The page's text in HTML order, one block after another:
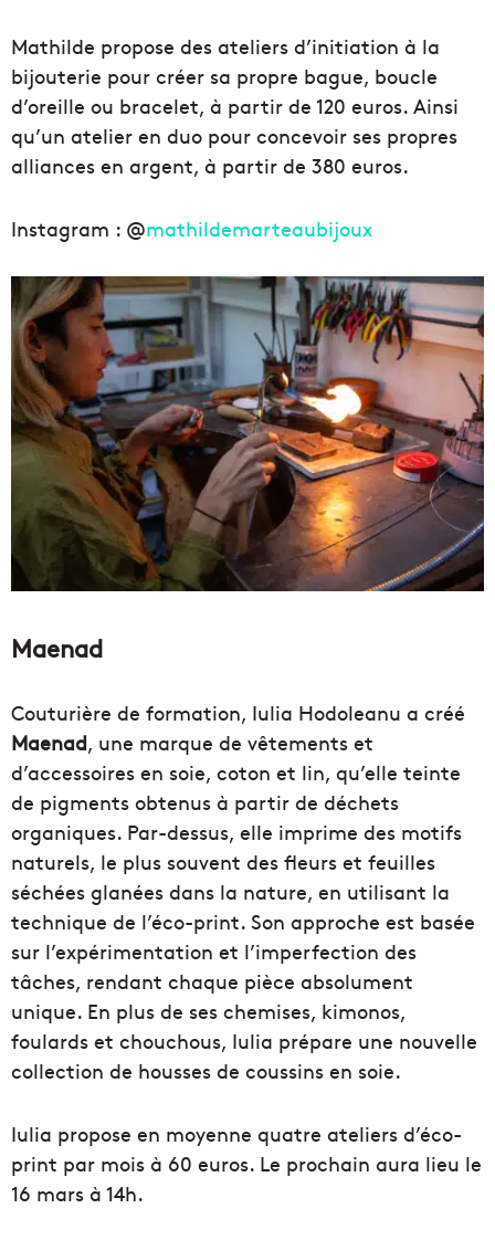
Mathilde propose des ateliers d’initiation à la
bijouterie pour créer sa propre bague, boucle
d’oreille ou bracelet, à partir de 120 euros. Ainsi
qu’un atelier en duo pour concevoir ses propres
alliances en argent, à partir de 380 euros.
Instagram : @mathildemarteaubijoux
Maenad
Couturière de formation, Iulia Hodoleanu a créé
Maenad, une marque de vêtements et
d’accessoires en soie, coton et lin, qu’elle teinte
de pigments obtenus à partir de déchets
organiques. Par-dessus, elle imprime des motifs
naturels, le plus souvent des fleurs et feuilles
séchées glanées dans la nature, en utilisant la
technique de l’éco-print. Son approche est basée
sur l’expérimentation et l’imperfection des
tâches, rendant chaque pièce absolument
unique. En plus de ses chemises, kimonos,
foulards et chouchous, Iulia prépare une nouvelle
collection de housses de coussins en soie.
Iulia propose en moyenne quatre ateliers d’éco-
print par mois à 60 euros. Le prochain aura lieu le
16 mars à 14h.